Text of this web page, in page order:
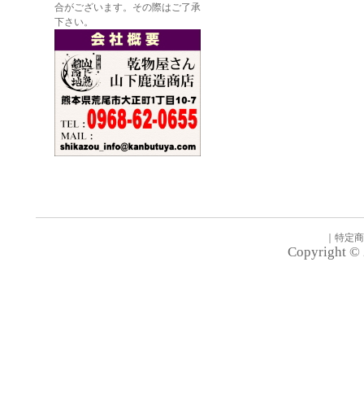
合がございます。その際はご了承
下さい。
特定
Copyright ©